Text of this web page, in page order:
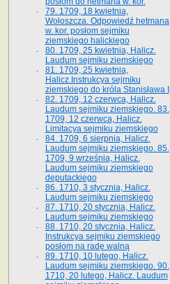
79. 1709, 18 kwietnia,
Wołoszcza. Odpowiedź hetmana
w. kor. posłom sejmiku
ziemskiego halickiego
80. 1709, 25 kwietnia, Halicz.
Laudum sejmiku ziemskiego
81. 1709, 25 kwietnia,
Halicz.Instrukcya sejmiku
ziemskiego do króla Stanisława I
82. 1709, 12 czerwca, Halicz.
Laudum sejmiku ziemskiego. 83.
1709, 12 czerwca, Halicz.
Limitacya sejmiku ziemskiego
84. 1709, 6 sierpnia, Halicz.
Laudum sejmiku ziemskiego. 85.
1709, 9 września, Halicz.
Laudum sejmiku ziemskiego
deputackiego
86. 1710, 3 stycznia, Halicz.
Laudum sejmiku ziemskiego
87. 1710, 20 stycznia, Halicz.
Laudum sejmiku ziemskiego
88. 1710, 20 stycznia, Halicz.
Instrukcya sejmiku ziemskiego
posłom na radę walną
89. 1710, 10 lutego, Halicz.
Laudum sejmiku ziemskiego. 90.
1710, 20 lutego, Halicz. Laudum